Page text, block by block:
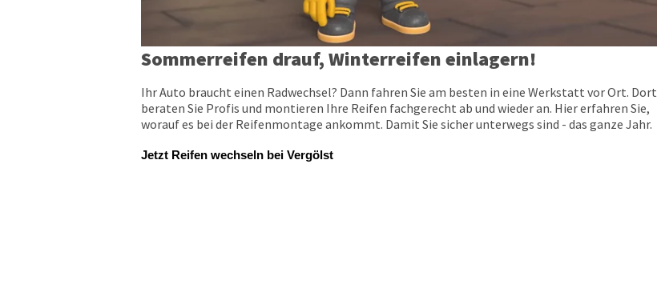
Sommerreifen drauf, Winterreifen einlagern!
Ihr Auto braucht einen Radwechsel? Dann fahren Sie am besten in eine Werkstatt vor Ort. Dort
beraten Sie Profis und montieren Ihre Reifen fachgerecht ab und wieder an. Hier erfahren Sie,
worauf es bei der Reifenmontage ankommt. Damit Sie sicher unterwegs sind - das ganze Jahr.
Jetzt Reifen wechseln bei Vergölst